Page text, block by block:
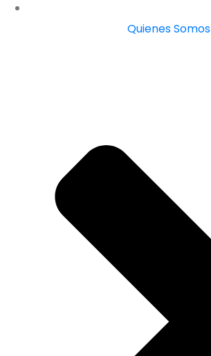
Quienes Somos